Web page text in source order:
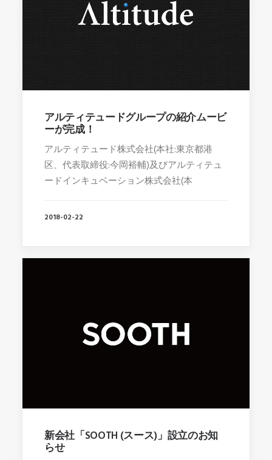
アルティテュードグループの紹介ムービ
ーが完成！
アルティテュード株式会社(本社:東京都港
区、代表取締役:今岡裕輔)及びアルティテュ
ードインキュベーション株式会社(本
2018-02-22
新会社「SOOTH (スース)」設立のお知
らせ